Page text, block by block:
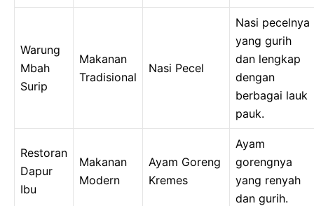
Warung
Mbah
Surip
Makanan
Tradisional
Nasi Pecel
Nasi pecelnya
yang gurih
dan lengkap
dengan
berbagai lauk
pauk.
Restoran
Dapur
Ibu
Makanan
Modern
Ayam Goreng
Kremes
Ayam
gorengnya
yang renyah
dan gurih.